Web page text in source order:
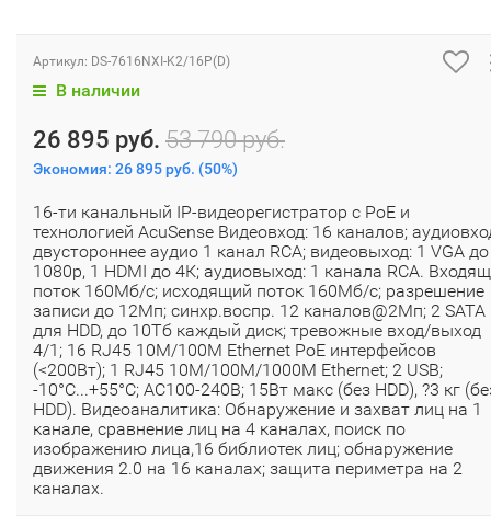
Артикул: DS-7616NXI-K2/16P(D)
В наличии
26 895 руб. 53 790 руб.
Экономия: 26 895 руб. (50%)
16-ти канальный IP-видеорегистратор с PoE и
технологией AcuSense Видеовход: 16 каналов;
двустороннее аудио 1 канал RCA; видеовыход: 1 VGA до
1080p, 1 HDMI до 4К; аудиовыход: 1 канала RCA.
поток 160Мб/с; исходящий поток 160Мб/с; разрешение
записи до 12Мп; синхр.воспр. 12 каналов@2Мп; 2 SATA
для HDD, до 10Тб каждый диск; тревожные вход/выход
4/1; 16 RJ45 10M/100M Ethernet PoE интерфейсов
(<200Вт); 1 RJ45 10M/100M/1000M Ethernet; 2 USB;
-10°C...+55°C; АC100-240В; 15Вт макс (без HDD), ?3 кг
HDD). Видеоаналитика: Обнаружение и захват лиц на 1
канале, сравнение лиц на 4 каналах, поиск по
изображению лица,16 библиотек лиц; обнаружение
движения 2.0 на 16 каналах; защита периметра на 2
каналах.